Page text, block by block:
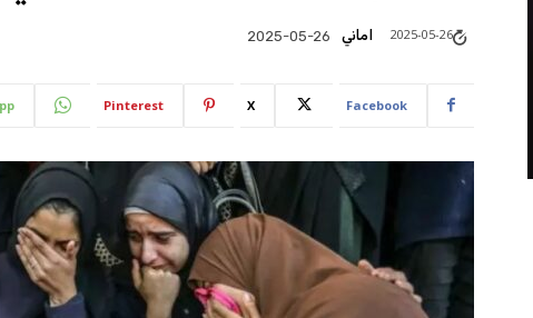
اماني 2025-05-26 2025-05-26
Facebook
X
Pinterest